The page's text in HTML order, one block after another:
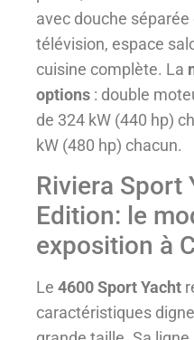
avec douche
télévision, espace
cuisine complète. La
options : double
de 324 kW (440 hp)
kW (480 hp) chacun.
Riviera Sport
Edition: le
exposition à
Le 4600 Sport Yacht
caractéristiques